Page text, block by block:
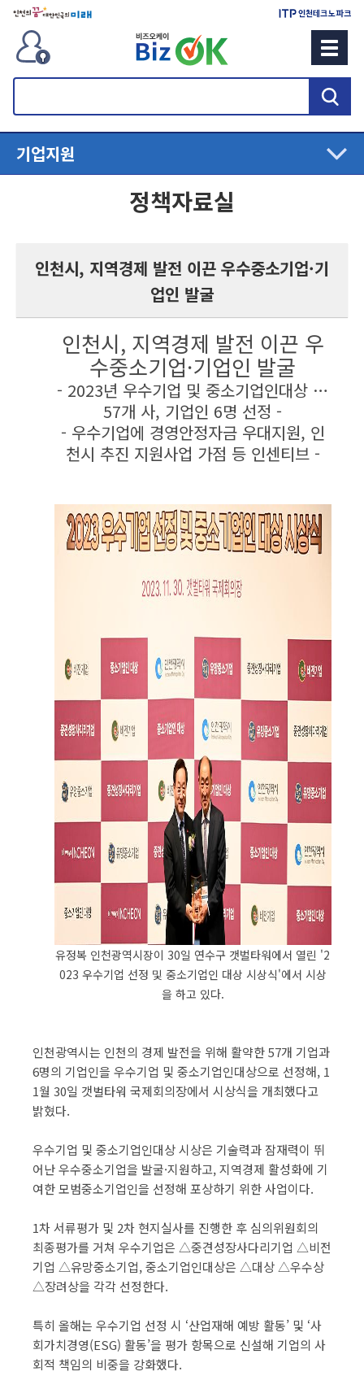
검
기업지원
정책자료실
인천시, 지역경제 발전 이끈 우수중소기업·기
업인 발굴
인천시, 지역경제 발전 이끈 우
수중소기업·기업인 발굴
- 2023년 우수기업 및 중소기업인대상 …
57개 사, 기업인 6명 선정 -
- 우수기업에 경영안정자금 우대지원, 인
천시 추진 지원사업 가점 등 인센티브 -
유정복 인천광역시장이 30일 연수구 갯벌타워에서 열린 '2
023 우수기업 선정 및 중소기업인 대상 시상식'에서 시상
을 하고 있다.
인천광역시는 인천의 경제 발전을 위해 활약한 57개 기업과
6명의 기업인을 우수기업 및 중소기업인대상으로 선정해, 1
1월 30일 갯벌타워 국제회의장에서 시상식을 개최했다고
밝혔다.
우수기업 및 중소기업인대상 시상은 기술력과 잠재력이 뛰
어난 우수중소기업을 발굴·지원하고, 지역경제 활성화에 기
여한 모범중소기업인을 선정해 포상하기 위한 사업이다.
1차 서류평가 및 2차 현지실사를 진행한 후 심의위원회의
최종평가를 거쳐 우수기업은 △중견성장사다리기업 △비전
기업 △유망중소기업, 중소기업인대상은 △대상 △우수상
△장려상을 각각 선정한다.
특히 올해는 우수기업 선정 시 ‘산업재해 예방 활동’ 및 ‘사
회가치경영(ESG) 활동’을 평가 항목으로 신설해 기업의 사
회적 책임의 비중을 강화했다.